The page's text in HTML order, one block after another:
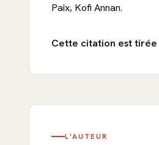
Paix, Kofi Annan.
Cette citation est tirée
L'AUTEUR